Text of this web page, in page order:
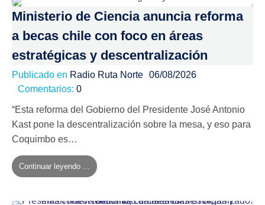
Ministerio de Ciencia anuncia reforma
a becas chile con foco en áreas
estratégicas y descentralización
Publicado en Radio Ruta Norte 06/08/2026
Comentarios: 0
“Esta reforma del Gobierno del Presidente José Antonio
Kast pone la descentralización sobre la mesa, y eso para
Coquimbo es…
Continuar leyendo ...